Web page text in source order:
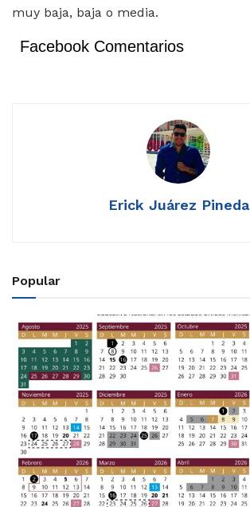
muy baja, baja o media.
Facebook Comentarios
Erick Juárez Pineda
Popular